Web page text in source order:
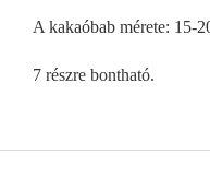
A kakaóbab mérete: 15-
7 részre bontható.
L